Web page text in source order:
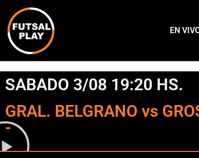
EN
SABADO 3/08 19:20 HS.
GRAL. BELGRANO vs
-